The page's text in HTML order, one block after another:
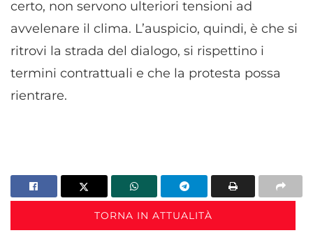
certo, non servono ulteriori tensioni ad
avvelenare il clima. L’auspicio, quindi, è che si
ritrovi la strada del dialogo, si rispettino i
termini contrattuali e che la protesta possa
rientrare.
TORNA IN ATTUALITÀ